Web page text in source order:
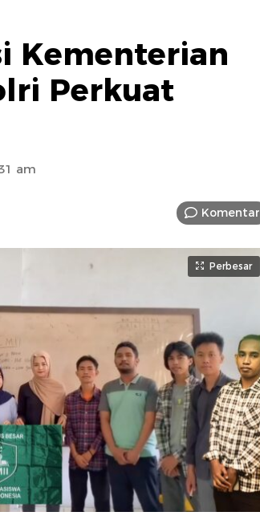
Kementerian
Perkuat
am
Komentar
Perbesar